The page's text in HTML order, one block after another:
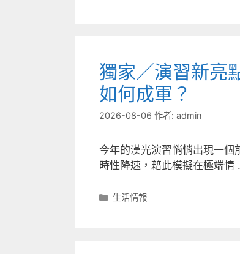
獨家／演習新亮
如何成軍？
2026-08-06 作者: admin
今年的漢光演習悄悄出現一
時性降速，藉此模擬在極端情
分
生活情報